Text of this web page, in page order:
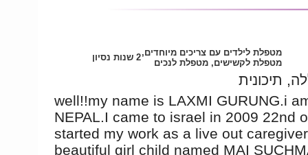
מטפלת לילדים עם צריכים מיוחדים,
מטפלת לקשישים, מטפלת לנכים
2 שנות נסיון
תיכונית
well!!my name is LAXMI GURUNG.i
NEPAL.I came to israel in 2009 22nd
started my work as a live out
beautiful girl child named MAI